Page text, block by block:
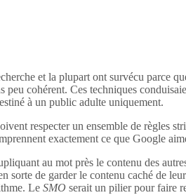
et la plupart ont survécu parce
cohérent. Ces techniques
à un public adulte uniquement.
respecter un ensemble de règles
exactement ce que Google
au mot près le contenu des
de garder le contenu caché de
Le SMO serait un pilier pour faire